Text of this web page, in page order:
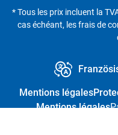
* Tous les prix incluent la
cas échéant, les frais de
Mentions légales
Mentions légales